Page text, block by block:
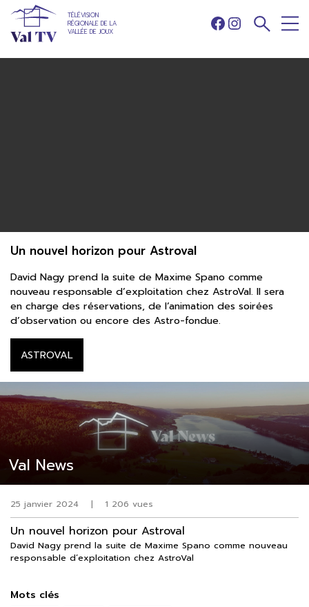
TÉLÉVISION
RÉGIONALE DE LA
VALLÉE DE JOUX
Facebook
Instagram
Val News
25 janvier 2024 | 1 206 vues
Un nouvel horizon pour Astroval
David Nagy prend la suite de Maxime Spano comme nouveau
responsable d’exploitation chez AstroVal
Mots clés
Un nouvel horizon pour Astroval
David Nagy prend la suite de Maxime Spano comme
nouveau responsable d’exploitation chez AstroVal. Il sera
en charge des réservations, de l’animation des soirées
d’observation ou encore des Astro-fondue.
ASTROVAL